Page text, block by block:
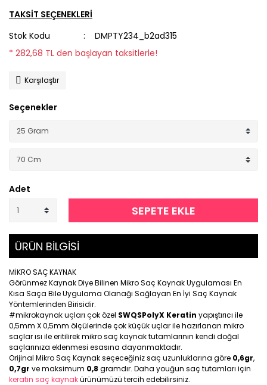
TAKSİT SEÇENEKLERİ
Stok Kodu
DMPTY234_b2ad315
* 282,68 TL den başlayan taksitlerle!
Karşılaştır
Seçenekler
Adet
SEPETE EKLE
ÜRÜN BİLGİSİ
MİKRO SAÇ KAYNAK
Görünmez Kaynak Diye Bilinen Mikro Saç Kaynak Uygulaması En
Kısa Saça Bile Uygulama Olanağı Sağlayan En İyi Saç Kaynak
Yöntemlerinden Birisidir.
#mikrokaynak uçları çok özel SWQSPolyX Keratin yapıştırıcı ile
0,5mm X 0,5mm ölçülerinde çok küçük uçlar ile hazırlanan mikro
saçlar ısı ile eritilirek mikro saç kaynak tutamlarının kendi doğal
saçlarınıza eklenmesi esasına dayanmaktadır.
Orijinal Mikro Saç Kaynak seçeceğiniz saç uzunluklarına göre 0,6gr,
0,7gr ve maksimum 0,8 gramdır. Daha youğun saç tutamları için
keratin saç kaynakürünümüzü tercih edebilirsiniz.